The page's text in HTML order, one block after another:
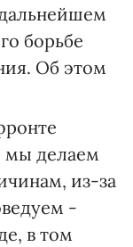
борьбе
Об этом
мы делаем
из-за
-
в том